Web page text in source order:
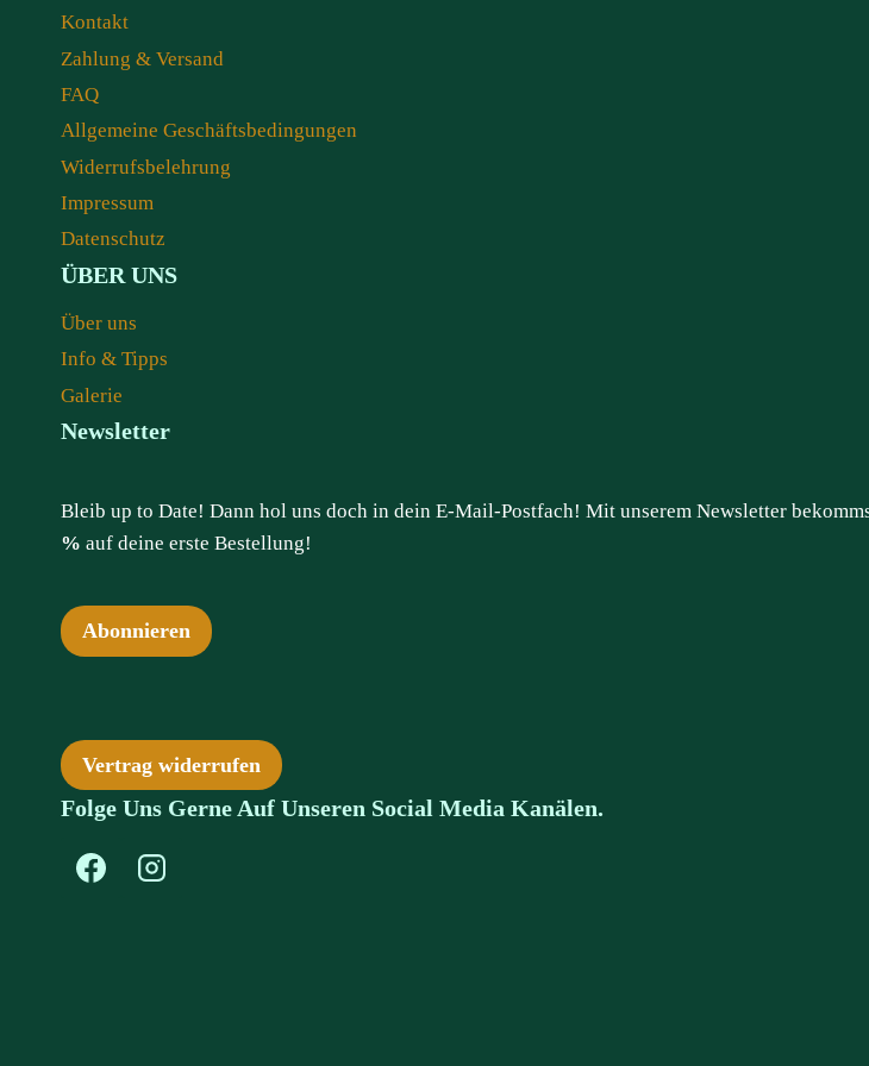
Kontakt
Zahlung & Versand
FAQ
Allgemeine Geschäftsbedingungen
Widerrufsbelehrung
Impressum
Datenschutz
ÜBER UNS
Über uns
Info & Tipps
Galerie
Newsletter
Bleib up to Date! Dann hol uns doch in dein E-Mail-Postfach! Mit unserem Newsletter
% auf deine erste Bestellung!
Abonnieren
Vertrag widerrufen
Folge Uns Gerne Auf Unseren Social Media Kanälen.